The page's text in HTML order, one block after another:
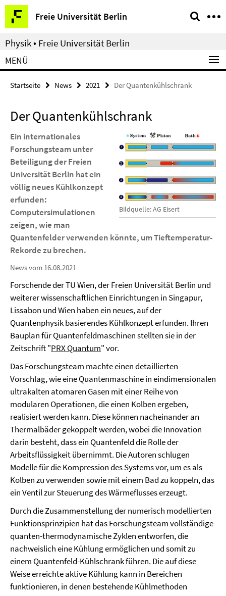
Springe
direkt
zu
Inhalt
Freie Universität Berlin
Service-
Navigation
Physik • Freie Universität Berlin
MENÜ
Startseite News 2021 Der Quantenkühlschrank
Der Quantenkühlschrank
Bildquelle: AG Eisert
Ein internationales
Forschungsteam unter
Beteiligung der Freien
Universität Berlin hat ein
völlig neues Kühlkonzept
erfunden:
Computersimulationen
zeigen, wie man
Quantenfelder verwenden könnte, um Tieftemperatur-
Rekorde zu brechen.
News vom 16.08.2021
Forschende der TU Wien, der Freien Universität Berlin und
weiterer wissenschaftlichen Einrichtungen in Singapur,
Lissabon und Wien haben ein neues, auf der
Quantenphysik basierendes Kühlkonzept erfunden. Ihren
Bauplan für Quantenfeldmaschinen stellten sie in der
Zeitschrift "PRX Quantum" vor.
Das Forschungsteam machte einen detaillierten
Vorschlag, wie eine Quantenmaschine in eindimensionalen
ultrakalten atomaren Gasen mit einer Reihe von
modularen Operationen, die einen Kolben ergeben,
realisiert werden kann. Diese können nacheinander an
Thermalbäder gekoppelt werden, wobei die Innovation
darin besteht, dass ein Quantenfeld die Rolle der
Arbeitsflüssigkeit übernimmt. Die Autoren schlugen
Modelle für die Kompression des Systems vor, um es als
Kolben zu verwenden sowie mit einem Bad zu koppeln, das
ein Ventil zur Steuerung des Wärmeflusses erzeugt.
Durch die Zusammenstellung der numerisch modellierten
Funktionsprinzipien hat das Forschungsteam vollständige
quanten-thermodynamische Zyklen entworfen, die
nachweislich eine Kühlung ermöglichen und somit zu
einem Quantenfeld-Kühlschrank führen. Die auf diese
Weise erreichte aktive Kühlung kann in Bereichen
funktionieren, in denen bestehende Kühlmethoden